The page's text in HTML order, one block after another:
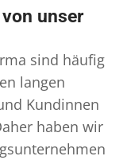
unser
sind häufig
langen
Kundinnen
haben wir